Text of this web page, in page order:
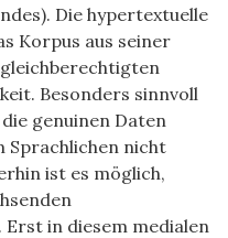
Die hypertextuelle
Korpus aus seiner
Besonders sinnvoll
genuinen Daten
Sprachlichen nicht
ist es möglich,
in diesem medialen